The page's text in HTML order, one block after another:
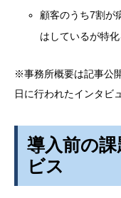
顧客のうち7割が
はしているが特
※事務所概要は記事公
日に行われたインタビ
導入前の
ビス